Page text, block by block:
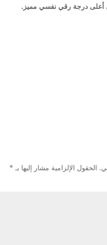
أعلى درجة رقي نفسي مميز.
الحقول الإلزامية مشار إليها بـ *